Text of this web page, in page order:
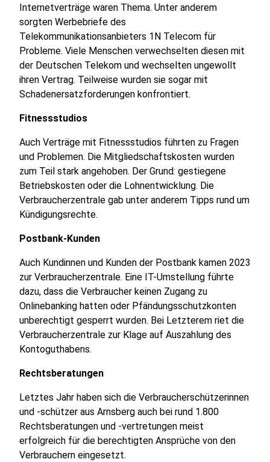
Internetverträge waren Thema. Unter anderem
sorgten Werbebriefe des
Telekommunikationsanbieters 1N Telecom für
Probleme. Viele Menschen verwechselten diesen mit
der Deutschen Telekom und wechselten ungewollt
ihren Vertrag. Teilweise wurden sie sogar mit
Schadenersatzforderungen konfrontiert.
Fitnessstudios
Auch Verträge mit Fitnessstudios führten zu Fragen
und Problemen. Die Mitgliedschaftskosten wurden
zum Teil stark angehoben. Der Grund: gestiegene
Betriebskosten oder die Lohnentwicklung. Die
Verbraucherzentrale gab unter anderem Tipps rund um
Kündigungsrechte.
Postbank-Kunden
Auch Kundinnen und Kunden der Postbank kamen 2023
zur Verbraucherzentrale. Eine IT-Umstellung führte
dazu, dass die Verbraucher keinen Zugang zu
Onlinebanking hatten oder Pfändungsschutzkonten
unberechtigt gesperrt wurden. Bei Letzterem riet die
Verbraucherzentrale zur Klage auf Auszahlung des
Kontoguthabens.
Rechtsberatungen
Letztes Jahr haben sich die Verbraucherschützerinnen
und -schützer aus Arnsberg auch bei rund 1.800
Rechtsberatungen und -vertretungen meist
erfolgreich für die berechtigten Ansprüche von den
Verbrauchern eingesetzt.